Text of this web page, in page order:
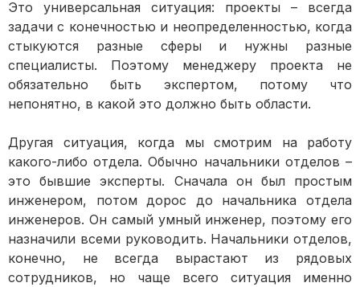
Это универсальная ситуация: проекты – всегда
задачи с конечностью и неопределенностью, когда
стыкуются разные сферы и нужны разные
специалисты. Поэтому менеджеру проекта не
обязательно быть экспертом, потому что
непонятно, в какой это должно быть области.
Другая ситуация, когда мы смотрим на работу
какого-либо отдела. Обычно начальники отделов –
это бывшие эксперты. Сначала он был простым
инженером, потом дорос до начальника отдела
инженеров. Он самый умный инженер, поэтому его
назначили всеми руководить. Начальники отделов,
конечно, не всегда вырастают из рядовых
сотрудников, но чаще всего ситуация именно